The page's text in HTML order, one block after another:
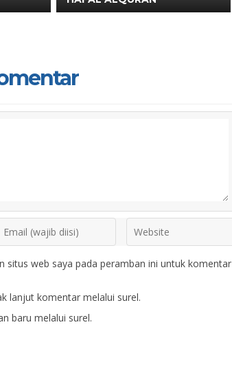
situs web saya pada peramban ini untuk komentar
lanjut komentar melalui surel.
baru melalui surel.